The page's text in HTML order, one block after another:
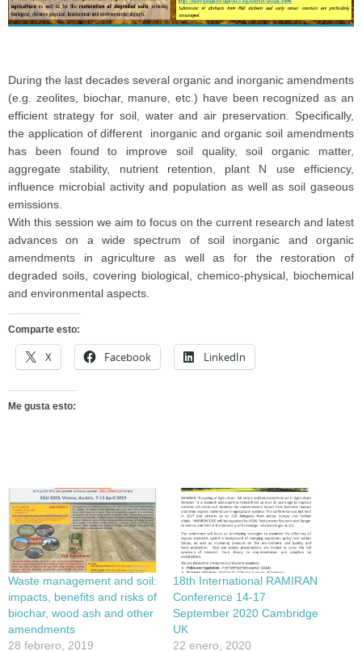
During the last decades several organic and inorganic amendments
(e.g. zeolites, biochar, manure, etc.) have been recognized as an
efficient strategy for soil, water and air preservation. Specifically,
the application of different inorganic and organic soil amendments
has been found to improve soil quality, soil organic matter,
aggregate stability, nutrient retention, plant N use efficiency,
influence microbial activity and population as well as soil gaseous
emissions.
With this session we aim to focus on the current research and latest
advances on a wide spectrum of soil inorganic and organic
amendments in agriculture as well as for the restoration of
degraded soils, covering biological, chemico-physical, biochemical
and environmental aspects.
Comparte esto:
X Facebook LinkedIn
Me gusta esto:
Waste management and soil:
impacts, benefits and risks of
biochar, wood ash and other
amendments
28 febrero, 2019
18th International RAMIRAN
Conference 14-17
September 2020 Cambridge
UK
22 enero, 2020